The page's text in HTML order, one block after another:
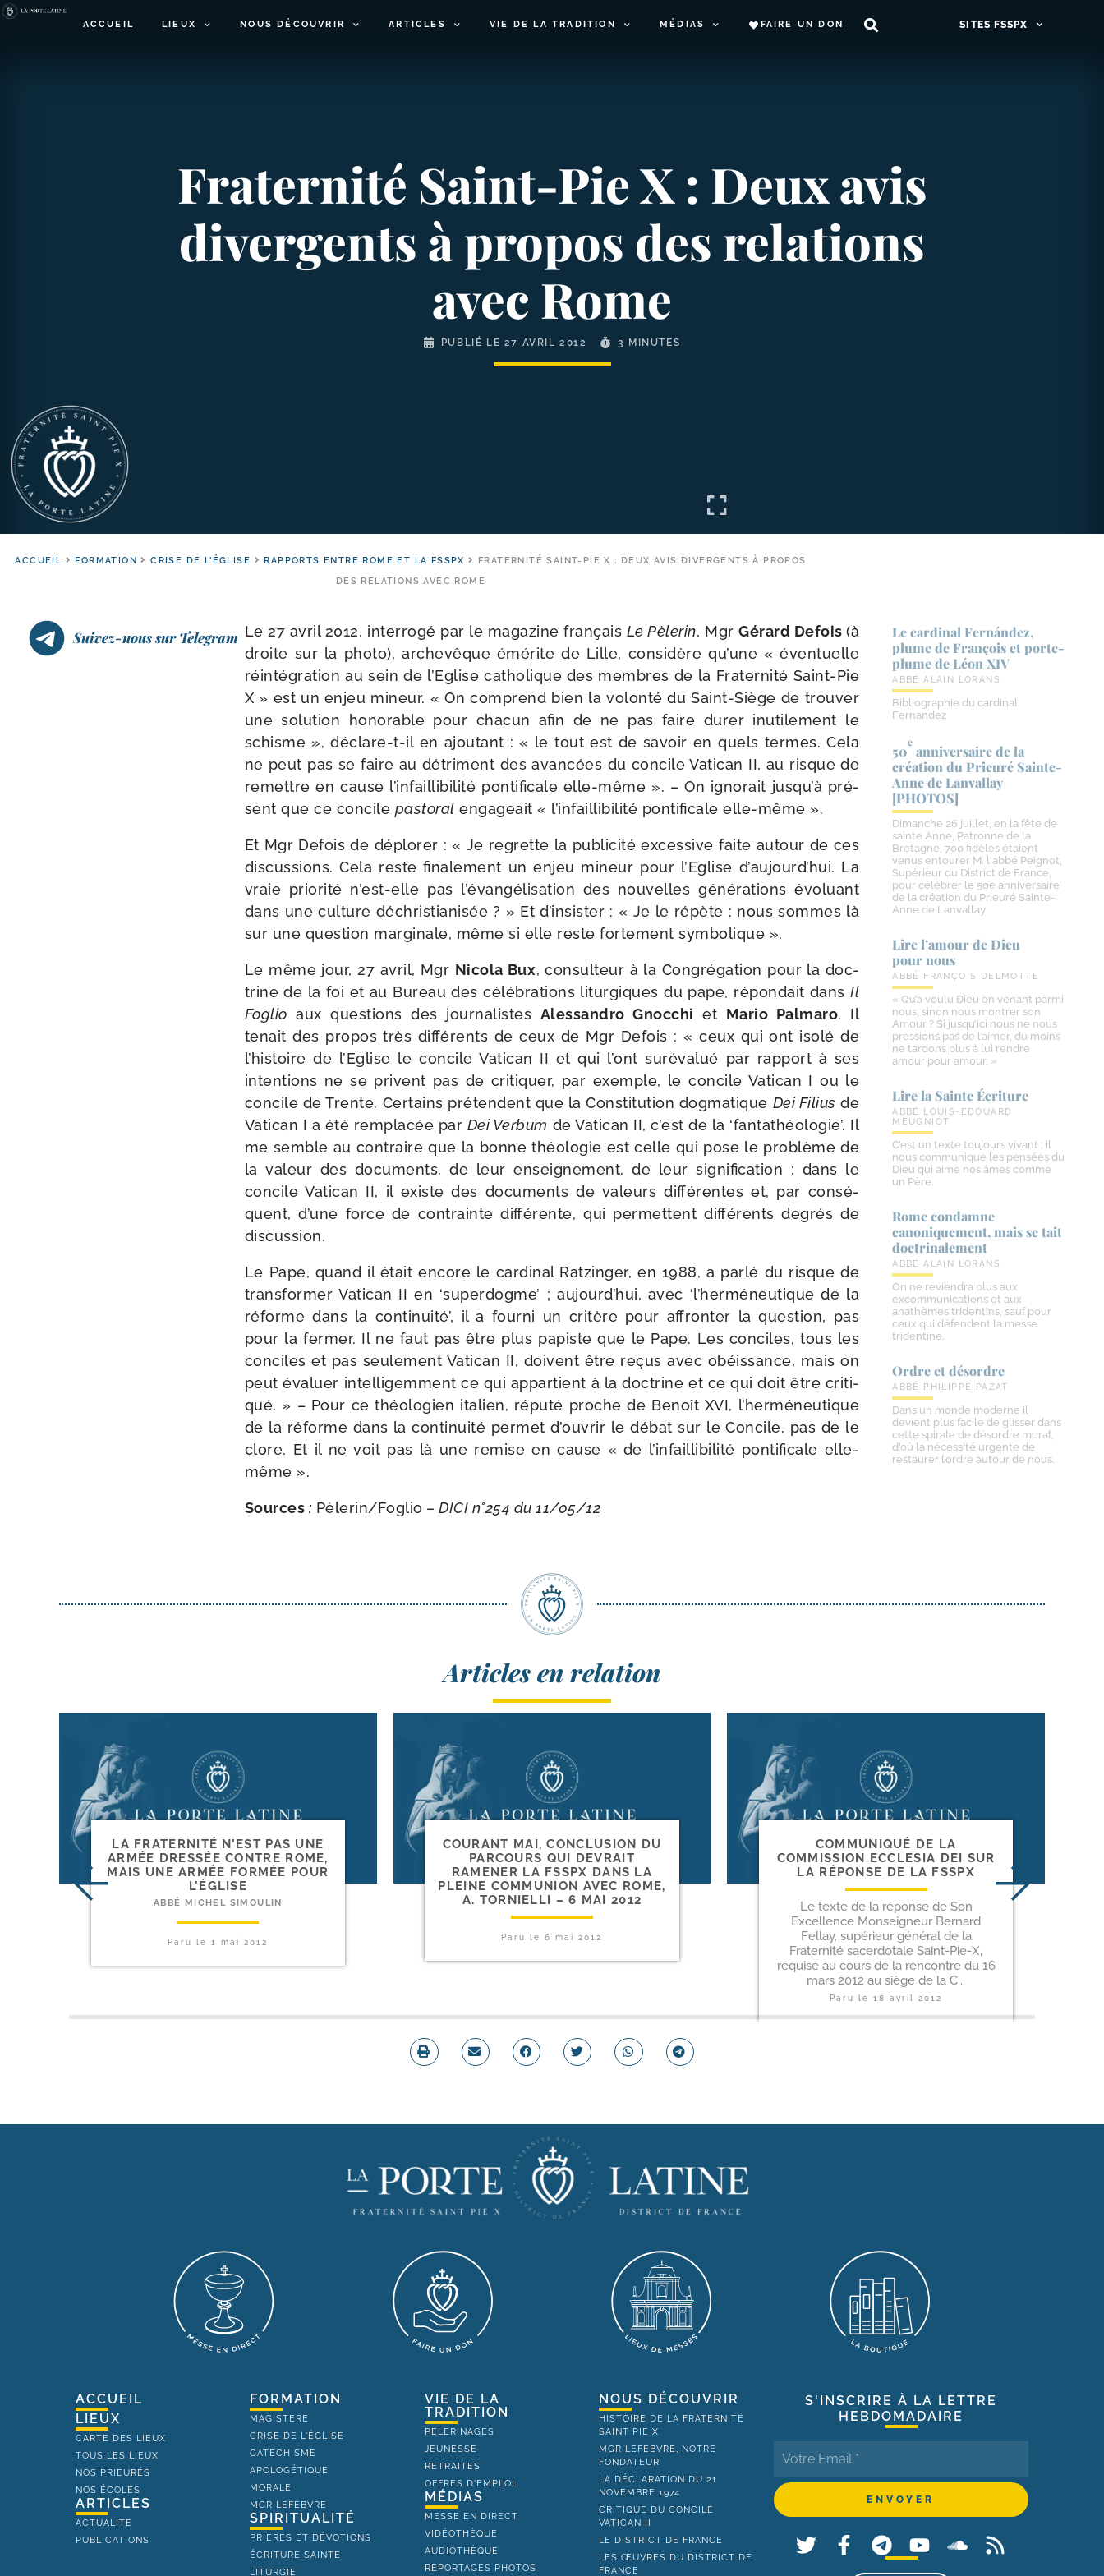
ACCUEIL LIEUX NOUS DÉCOUVRIR ARTICLES VIE DE LA TRADITION MÉDIAS FAIRE UN DON SITES FSSPX
Fraternité Saint-​Pie X : Deux avis
divergents à propos des relations
avec Rome
PUBLIÉ LE 27 AVRIL 2012 3 MINUTES
ACCUEIL FORMATION CRISE DE L'ÉGLISE RAPPORTS ENTRE ROME ET LA FSSPX
FRATERNITÉ SAINT-PIE X : DEUX AVIS DIVERGENTS À PROPOS
DES RELATIONS AVEC ROME
Suivez-nous sur Telegram Le 27 avril 2012, inter­ro­gé par le maga­zine fran­çais Le Pèlerin, MgrGérard Defois(à
droite sur la pho­to), arche­vêque émé­rite de Lille, consi­dère qu’une « éven­tuelle
réin­té­gra­tion au sein de l’Eglise catho­lique des membres de la Fraternité Saint-​Pie
X » est un enjeu mineur. « On com­prend bien la volon­té du Saint-​Siège de trou­ver
une solu­tion hono­rable pour cha­cun afin de ne pas faire durer inuti­le­ment le
schisme », déclare-​t-​il en ajou­tant : « le tout est de savoir en quels termes. Cela
ne peut pas se faire au détri­ment des avan­cées du concile Vatican II, au risque de
remettre en cause l’infaillibilité pon­ti­fi­cale elle-​même ». – On igno­rait jusqu’à pré­
sent que ce concile pas­to­ral enga­geait « l’infaillibilité pon­ti­fi­cale elle-même ».
Et Mgr Defois de déplo­rer : « Je regrette la publi­ci­té exces­sive faite autour de ces
dis­cus­sions. Cela reste fina­le­ment un enjeu mineur pour l’Eglise d’aujourd’hui. La
vraie prio­ri­té n’est-elle pas l’évangélisation des nou­velles géné­ra­tions évo­luant
dans une culture déchris­tia­ni­sée ? » Et d’insister : « Je le répète : nous sommes là
sur une ques­tion mar­gi­nale, même si elle reste for­te­ment symbolique ».
Le même jour, 27 avril, Mgr Nicola Bux, consul­teur à la Congrégation pour la doc­
trine de la foi et au Bureau des célé­bra­tions litur­giques du pape, répon­dait dansIl
Foglio aux ques­tions des jour­na­listes Alessandro Gnocchi et Mario Palmaro. Il
tenait des pro­pos très dif­fé­rents de ceux de Mgr Defois : « ceux qui ont iso­lé de
l’histoire de l’Eglise le concile Vatican II et qui l’ont sur­éva­lué par rap­port à ses
inten­tions ne se privent pas de cri­ti­quer, par exemple, le concile Vatican I ou le
concile de Trente. Certains pré­tendent que la Constitution dog­ma­tique Dei Filius de
Vatican I a été rem­pla­cée par Dei Verbum de Vatican II, c’est de la ‘fan­ta­théo­lo­gie’. Il
me semble au contraire que la bonne théo­lo­gie est celle qui pose le pro­blème de
la valeur des docu­ments, de leur ensei­gne­ment, de leur signi­fi­ca­tion : dans le
concile Vatican II, il existe des docu­ments de valeurs dif­fé­rentes et, par consé­
quent, d’une force de contrainte dif­fé­rente, qui per­mettent dif­fé­rents degrés de
discussion.
Le Pape, quand il était encore le car­di­nal Ratzinger, en 1988, a par­lé du risque de
trans­for­mer Vatican II en ‘super­dogme’ ; aujourd’hui, avec ‘l’herméneutique de la
réforme dans la conti­nui­té’, il a four­ni un cri­tère pour affron­ter la ques­tion, pas
pour la fer­mer. Il ne faut pas être plus papiste que le Pape. Les conciles, tous les
conciles et pas seule­ment Vatican II, doivent être reçus avec obéis­sance, mais on
peut éva­luer intel­li­gem­ment ce qui appar­tient à la doc­trine et ce qui doit être cri­ti­
qué. » – Pour ce théo­lo­gien ita­lien, répu­té proche de Benoît XVI, l’herméneutique
de la réforme dans la conti­nui­té per­met d’ouvrir le débat sur le Concile, pas de le
clore. Et il ne voit pas là une remise en cause « de l’infaillibilité pon­ti­fi­cale elle-
même ».
Sources : Pèlerin/​Foglio – DICI n°254 du 11/​05/​12
Le cardinal Fernández,
plume de François et porte-​
plume de Léon XIV
ABBÉ ALAIN LORANS
Bibliographie du cardinal
Fernandez
50
e
anniversaire de la
création du Prieuré Sainte-​
Anne de Lanvallay
[PHOTOS]
Dimanche 26 juillet, en la fête de
sainte Anne, Patronne de la
Bretagne, 700 fidèles étaient
venus entourer M. l'abbé Peignot,
Supérieur du District de France,
pour célébrer le 50e anniversaire
de la création du Prieuré Sainte-
Anne de Lanvallay
Lire l’amour de Dieu
pour nous
ABBÉ FRANÇOIS DELMOTTE
« Qu’a voulu Dieu en venant parmi
nous, sinon nous montrer son
Amour ? Si jusqu’ici nous ne nous
pressions pas de l’aimer, du moins
ne tardons plus à lui rendre
amour pour amour. »
Lire la Sainte Écriture
ABBÉ LOUIS-EDOUARD
MEUGNIOT
C’est un texte toujours vivant ; il
nous communique les pensées du
Dieu qui aime nos âmes comme
un Père.
Rome condamne
canoniquement, mais se tait
doctrinalement
ABBÉ ALAIN LORANS
On ne reviendra plus aux
excommunications et aux
anathèmes tridentins, sauf pour
ceux qui défendent la messe
tridentine.
Ordre et désordre
ABBÉ PHILIPPE PAZAT
Dans un monde moderne il
devient plus facile de glisser dans
cette spirale de désordre moral,
d’où la nécessité urgente de
restaurer l’ordre autour de nous.
Articles en relation
LA FRATERNITÉ N’EST PAS UNE
ARMÉE DRESSÉE CONTRE ROME,
MAIS UNE ARMÉE FORMÉE POUR
L’ÉGLISE
ABBÉ MICHEL SIMOULIN
Paru le1 mai 2012
COURANT MAI, CONCLUSION DU
PARCOURS QUI DEVRAIT
RAMENER LA FSSPX DANS LA
PLEINE COMMUNION AVEC ROME,
A. TORNIELLI – 6 MAI 2012
Paru le6 mai 2012
COMMUNIQUÉ DE LA
COMMISSION ECCLESIA DEI SUR
LA RÉPONSE DE LA FSSPX
Le texte de la réponse de Son
Excellence Monseigneur Bernard
Fellay, supérieur général de la
Fraternité sacerdotale Saint-Pie-X,
requise au cours de la rencontre du 16
mars 2012 au siège de la C...
Paru le18 avril 2012
ACCUEIL
LIEUX
CARTE DES LIEUX
TOUS LES LIEUX
NOS PRIEURÉS
NOS ÉCOLES
ARTICLES
ACTUALITE
PUBLICATIONS
FORMATION
MAGISTÈRE
CRISE DE L'ÉGLISE
CATECHISME
APOLOGÉTIQUE
MORALE
MGR LEFEBVRE
SPIRITUALITÉ
PRIÈRES ET DÉVOTIONS
ÉCRITURE SAINTE
LITURGIE
VIE DE LA
TRADITION
PELERINAGES
JEUNESSE
RETRAITES
OFFRES D'EMPLOI
MÉDIAS
MESSE EN DIRECT
VIDÉOTHÈQUE
AUDIOTHÈQUE
REPORTAGES PHOTOS
NOUS DÉCOUVRIR
HISTOIRE DE LA FRATERNITÉ
SAINT PIE X
MGR LEFEBVRE, NOTRE
FONDATEUR
LA DÉCLARATION DU 21
NOVEMBRE 1974
CRITIQUE DU CONCILE
VATICAN II
LE DISTRICT DE FRANCE
LES ŒUVRES DU DISTRICT DE
FRANCE
S'INSCRIRE À LA LETTRE
HEBDOMADAIRE